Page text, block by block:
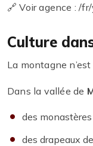
🔗 Voir agence : /
Culture
La montagne
Dans la vallée de
des
des drapeaux